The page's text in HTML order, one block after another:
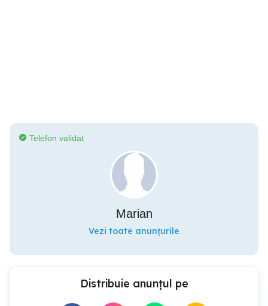
Telefon validat
Marian
Vezi toate anunțurile
Distribuie anunțul pe